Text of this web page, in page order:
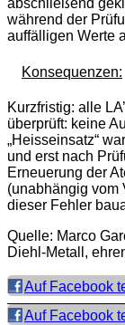
abschließend
während der
auffälligen Werte
Konsequenzen:
Kurzfristig: alle
überprüft: keine
„Heisseinsatz“
und erst nach
Erneuerung der
(unabhängig vom
dieser Fehler
Quelle: Marco
Diehl-Metall,
Auf Facebook
Auf Facebook